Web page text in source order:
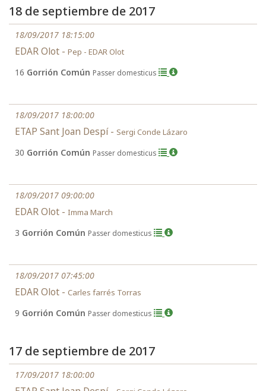
18 de septiembre de 2017
18/09/2017 18:15:00
EDAR Olot - Pep - EDAR Olot
16 Gorrión Común Passer domesticus
18/09/2017 18:00:00
ETAP Sant Joan Despí - Sergi Conde Lázaro
30 Gorrión Común Passer domesticus
18/09/2017 09:00:00
EDAR Olot - Imma March
3 Gorrión Común Passer domesticus
18/09/2017 07:45:00
EDAR Olot - Carles farrés Torras
9 Gorrión Común Passer domesticus
17 de septiembre de 2017
17/09/2017 18:00:00